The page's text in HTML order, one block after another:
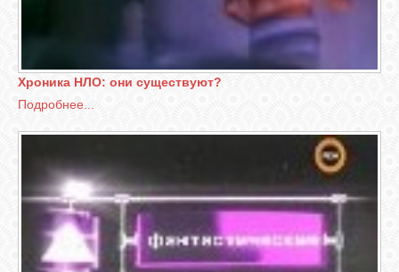
Хроника НЛО: они существуют?
Подробнее...